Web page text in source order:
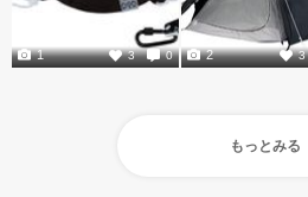
3 0
1 3
2
もっとみる